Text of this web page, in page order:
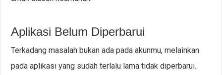
Aplikasi Belum Diperbarui
Terkadang masalah bukan ada pada akunmu, melainkan
pada aplikasi yang sudah terlalu lama tidak diperbarui.